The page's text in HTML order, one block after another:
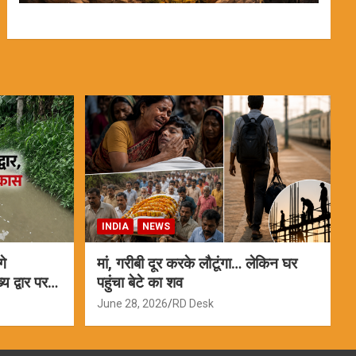
पर
INDIA NEWS
मां, गरीबी दूर करके लौटूंगा… लेकिन घर
पहुंचा बेटे का शव
June 28, 2026 RD Desk